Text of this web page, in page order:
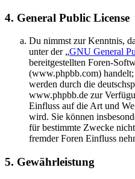
4. General Public License
Du nimmst zur Kenntnis,
unter der „GNU General
bereitgestellten Foren-
(www.phpbb.com)
werden durch die
www.phpbb.de zur
Einfluss auf die Art und
wird. Sie können
für bestimmte Zwecke
fremder Foren Einfluss
5. Gewährleistung